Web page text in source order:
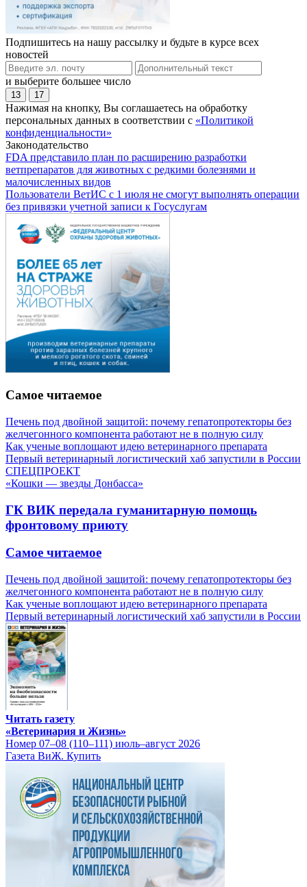
Подпишитесь на нашу рассылку и будьте в курсе всех
новостей
и выберите большее число
13 17
Нажимая на кнопку, Вы соглашаетесь на обработку
персональных данных в соответствии с «Политикой
конфиденциальности»
Законодательство
FDA представило план по расширению разработки
ветпрепаратов для животных с редкими болезнями и
малочисленных видов
Пользователи ВетИС с 1 июля не смогут выполнять операции
без привязки учетной записи к Госуслугам
Самое читаемое
Печень под двойной защитой: почему гепатопротекторы без
желчегонного компонента работают не в полную силу
Как ученые воплощают идею ветеринарного препарата
Первый ветеринарный логистический хаб запустили в России
СПЕЦПРОЕКТ
«Кошки — звезды Донбасса»
ГК ВИК передала гуманитарную помощь
фронтовому приюту
Самое читаемое
Печень под двойной защитой: почему гепатопротекторы без
желчегонного компонента работают не в полную силу
Как ученые воплощают идею ветеринарного препарата
Первый ветеринарный логистический хаб запустили в России
Читать газету
«Ветеринария и Жизнь»
Номер 07–08 (110–111) июль–август 2026
Газета ВиЖ. Купить